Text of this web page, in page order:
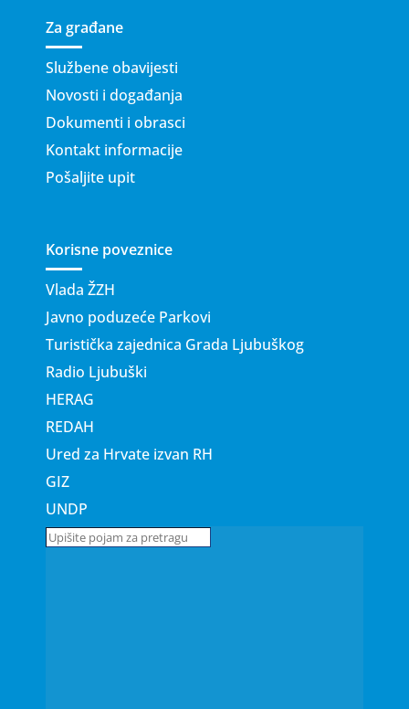
Za građane
Službene obavijesti
Novosti i događanja
Dokumenti i obrasci
Kontakt informacije
Pošaljite upit
Korisne poveznice
Vlada ŽZH
Javno poduzeće Parkovi
Turistička zajednica Grada Ljubuškog
Radio Ljubuški
HERAG
REDAH
Ured za Hrvate izvan RH
GIZ
UNDP